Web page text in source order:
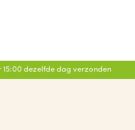
dezelfde dag verzonden